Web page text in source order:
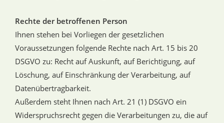
Rechte der betroffenen Person
Ihnen stehen bei Vorliegen der gesetzlichen
Voraussetzungen folgende Rechte nach Art. 15 bis 20
DSGVO zu: Recht auf Auskunft, auf Berichtigung, auf
Löschung, auf Einschränkung der Verarbeitung, auf
Datenübertragbarkeit.
Außerdem steht Ihnen nach Art. 21 (1) DSGVO ein
Widerspruchsrecht gegen die Verarbeitungen zu, die auf